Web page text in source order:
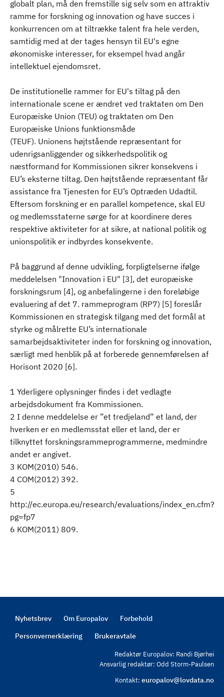
globalt plan, må den fremstille sig selv som en attraktiv
ramme for forskning og innovation og have succes i
konkurrencen om at tiltrække talent fra hele verden,
samtidig med at der tages hensyn til EU's egne
økonomiske interesser, for eksempel hvad angår
intellektuel ejendomsret.
De institutionelle rammer for EU's tiltag på den
internationale scene er ændret ved traktaten om Den
Europæiske Union (TEU) og traktaten om Den
Europæiske Unions funktionsmåde
(TEUF). Unionens højtstående repræsentant for
udenrigsanliggender og sikkerhedspolitik og
næstformand for Kommissionen sikrer konsekvens i
EU’s eksterne tiltag. Den højtstående repræsentant får
assistance fra Tjenesten for EU’s Optræden Udadtil.
Eftersom forskning er en parallel kompetence, skal EU
og medlemsstaterne sørge for at koordinere deres
respektive aktiviteter for at sikre, at national politik og
unionspolitik er indbyrdes konsekvente.
På baggrund af denne udvikling, forpligtelserne ifølge
meddelelsen "Innovation i EU" [3], det europæiske
forskningsrum [4], og anbefalingerne i den foreløbige
evaluering af det 7. rammeprogram (RP7) [5] foreslår
Kommissionen en strategisk tilgang med det formål at
styrke og målrette EU’s internationale
samarbejdsaktiviteter inden for forskning og innovation,
særligt med henblik på at forberede gennemførelsen af
Horisont 2020 [6].
1 Yderligere oplysninger findes i det vedlagte
arbejdsdokument fra Kommissionen.
2 I denne meddelelse er ”et tredjeland” et land, der
hverken er en medlemsstat eller et land, der er
tilknyttet forskningsrammeprogrammerne, medmindre
andet er angivet.
3 KOM(2010) 546.
4 COM(2012) 392.
5
http://ec.europa.eu/research/evaluations/index_en.cfm?
pg=fp7
6 KOM(2011) 809.
Footer
Nyhetsbrev Om Europalov
Forbehold
Personvernerklæring
Brukeravtale
Redaktør Europalov: Randi Bjørhei
Ansvarlig redaktør: Odd Storm-Paulsen
Kontakt: europalov@lovdata.no